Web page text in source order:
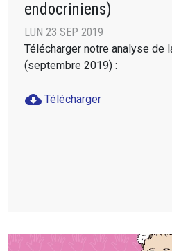
endocriniens)
LUN 23 SEP 2019
Télécharger notre analyse de
(septembre 2019) :
cloud_download Télécharger